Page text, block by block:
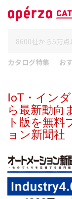
カタログ特集 お
IoT・イン
ら最新動向
ト版を無料
ョン新聞社